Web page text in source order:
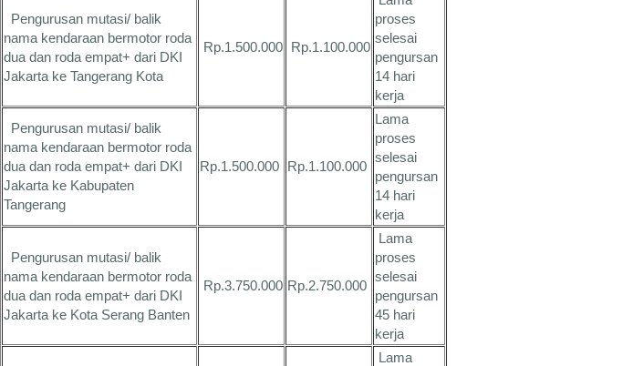
Pengurusan mutasi/ balik
nama kendaraan bermotor roda
dua dan roda empat+ dari DKI
Jakarta ke Tangerang Kota
Rp.1.500.000 Rp.1.100.000
proses
selesai
pengursan
14 hari
kerja
Pengurusan mutasi/ balik
nama kendaraan bermotor roda
dua dan roda empat+ dari DKI
Jakarta ke Kabupaten
Tangerang
Rp.1.500.000 Rp.1.100.000
Lama
proses
selesai
pengursan
14 hari
kerja
Pengurusan mutasi/ balik
nama kendaraan bermotor roda
dua dan roda empat+ dari DKI
Jakarta ke Kota Serang Banten
Rp.3.750.000 Rp.2.750.000
Lama
proses
selesai
pengursan
45 hari
kerja
Lama